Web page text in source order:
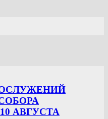
АВГУСТА